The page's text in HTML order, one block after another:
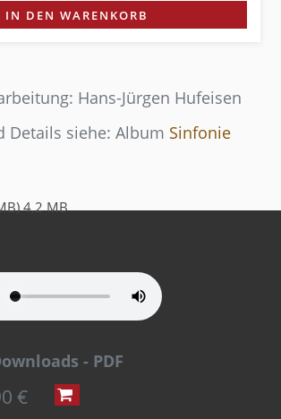
IN DEN WARENKORB
Hans-Jürgen Hufeisen
Details siehe: Album Sinfonie
4,2 MB
- PDF
€